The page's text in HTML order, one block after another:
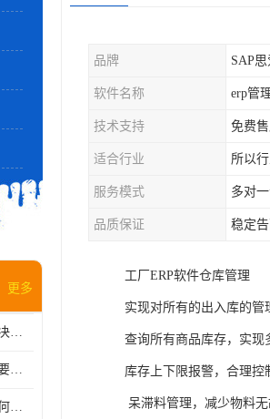
更多
SAP化工行业ERP系统解决方案的细节和功能介绍？北京奥维奥
SAP化工行业ERP系统需要多少钱？北京奥维奥
SAP化工行业ERP系统如何帮助企业提率和降？北京奥维奥
品牌 SAP
软件名称 erp管
技术支持 免费
适合行业 所以
服务模式 多对
品质保证 稳定
工厂ERP软件仓库管理
实现对所有的出入库的管
查询所有商品库存，实现
库存上下限报警，合理控
呆滞料管理，减少物料